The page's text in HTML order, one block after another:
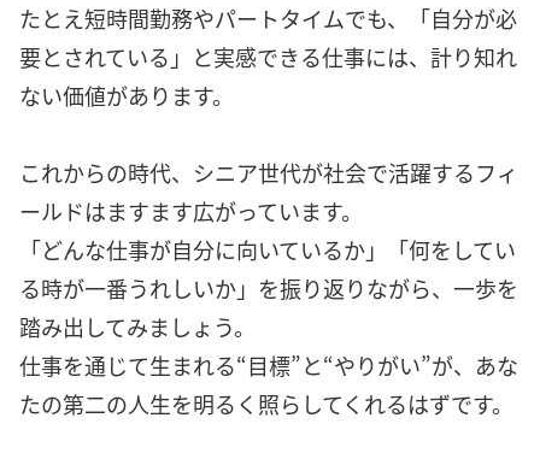
たとえ短時間勤務やパートタイムでも、「自分が必
要とされている」と実感できる仕事には、計り知れ
ない価値があります。
これからの時代、シニア世代が社会で活躍するフィ
ールドはますます広がっています。
「どんな仕事が自分に向いているか」「何をしてい
る時が一番うれしいか」を振り返りながら、一歩を
踏み出してみましょう。
仕事を通じて生まれる“目標”と“やりがい”が、あな
たの第二の人生を明るく照らしてくれるはずです。